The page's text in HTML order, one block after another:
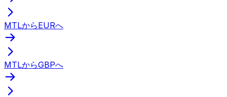
MTLからEURへ
MTLからGBPへ